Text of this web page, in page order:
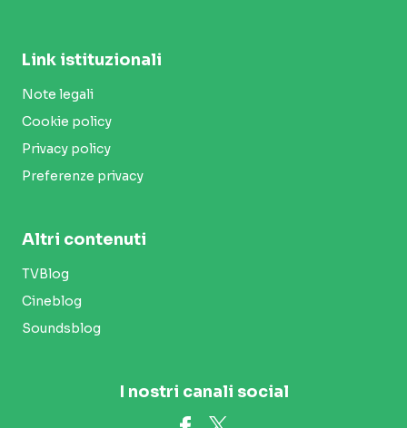
Link istituzionali
Note legali
Cookie policy
Privacy policy
Preferenze privacy
Altri contenuti
TVBlog
Cineblog
Soundsblog
I nostri canali social